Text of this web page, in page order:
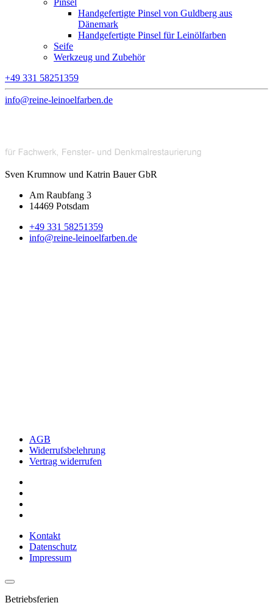
Pinsel
Handgefertigte Pinsel von Guldberg aus
Dänemark
Handgefertigte Pinsel für Leinölfarben
Seife
Werkzeug und Zubehör
+49 331 58251359
info@reine-leinoelfarben.de
Sven Krumnow und Katrin Bauer GbR
Am Raubfang 3
14469 Potsdam
+49 331 58251359
info@reine-leinoelfarben.de
AGB
Widerrufsbelehrung
Vertrag widerrufen
Kontakt
Datenschutz
Impressum
Betriebsferien